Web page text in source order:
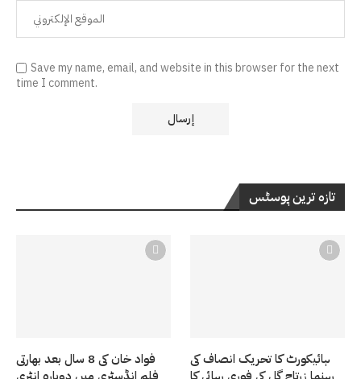
Save my name, email, and website in this browser for the next
time I comment.
تازہ ترین پوسٹس
فواد خان کی 8 سال بعد بھارتی
ہائیکورٹ کا تحریک انصاف کی